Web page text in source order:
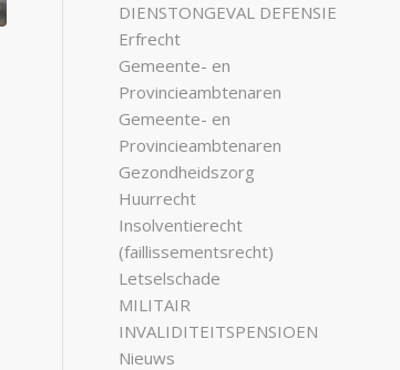
DIENSTONGEVAL DEFENSIE
Erfrecht
Gemeente- en
Provincieambtenaren
Gemeente- en
Provincieambtenaren
Gezondheidszorg
Huurrecht
Insolventierecht
(faillissementsrecht)
Letselschade
MILITAIR
INVALIDITEITSPENSIOEN
Nieuws